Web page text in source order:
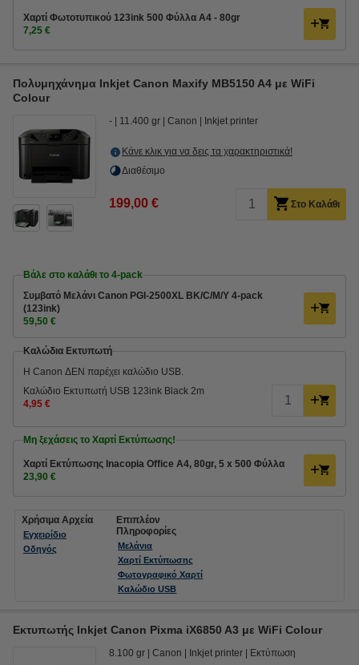
Χαρτί Φωτοτυπικού 123ink 500 Φύλλα A4 - 80gr
7,25 €
Πολυμηχάνημα Inkjet Canon Maxify MB5150 A4 με WiFi
Colour
- 11.400 gr Canon Inkjet printer
Κάνε κλικ για να δεις τα χαρακτηριστικά!
Διαθέσιμο
199,00 € Στο Καλάθι
Βάλε στο καλάθι το 4-pack
Συμβατό Μελάνι Canon PGI-2500XL BK/C/M/Y 4-pack
(123ink)
59,50 €
Καλώδια Εκτυπωτή
Η Canon ΔΕΝ παρέχει καλώδιο USB.
Καλώδιο Εκτυπωτή USB 123ink Black 2m
4,95 €
Μη ξεχάσεις το Χαρτί Εκτύπωσης!
Χαρτί Εκτύπωσης Inacopia Office Α4, 80gr, 5 x 500 Φύλλα
23,90 €
Χρήσιμα Αρχεία
Εγχειρίδιο
Οδηγός
Επιπλέον
Πληροφορίες
Μελάνια
Χαρτί Εκτύπωσης
Φωτογραφικό Χαρτί
Καλώδιο USB
Εκτυπωτής Inkjet Canon Pixma iX6850 A3 με WiFi Colour
8.100 gr Canon Inkjet printer Εκτύπωση